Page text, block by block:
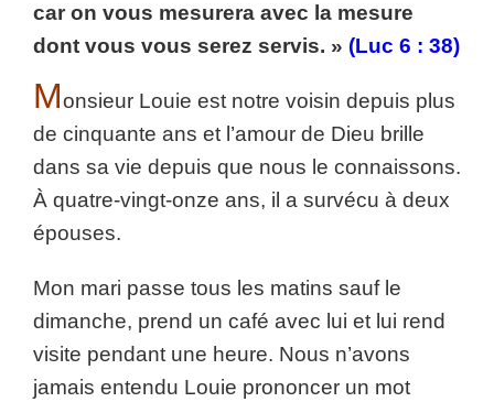
car on vous mesurera avec la mesure
dont vous vous serez servis. » (Luc 6 : 38)
Monsieur Louie est notre voisin depuis plus
de cinquante ans et l’amour de Dieu brille
dans sa vie depuis que nous le connaissons.
À quatre-vingt-onze ans, il a survécu à deux
épouses.
Mon mari passe tous les matins sauf le
dimanche, prend un café avec lui et lui rend
visite pendant une heure. Nous n’avons
jamais entendu Louie prononcer un mot